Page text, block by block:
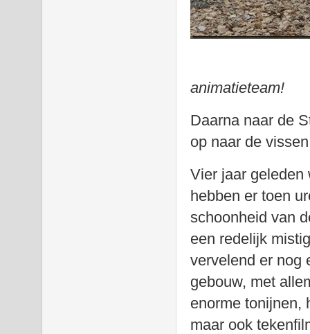
animatieteam!
Daarna naar de
op naar de
Vier jaar geleden
hebben er toen
schoonheid van
een redelijk
vervelend er nog
gebouw, met
enorme tonijnen,
maar ook